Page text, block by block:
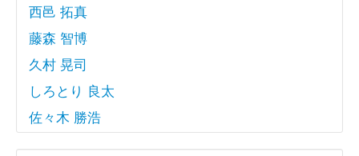
西邑 拓真
藤森 智博
久村 晃司
しろとり 良太
佐々木 勝浩